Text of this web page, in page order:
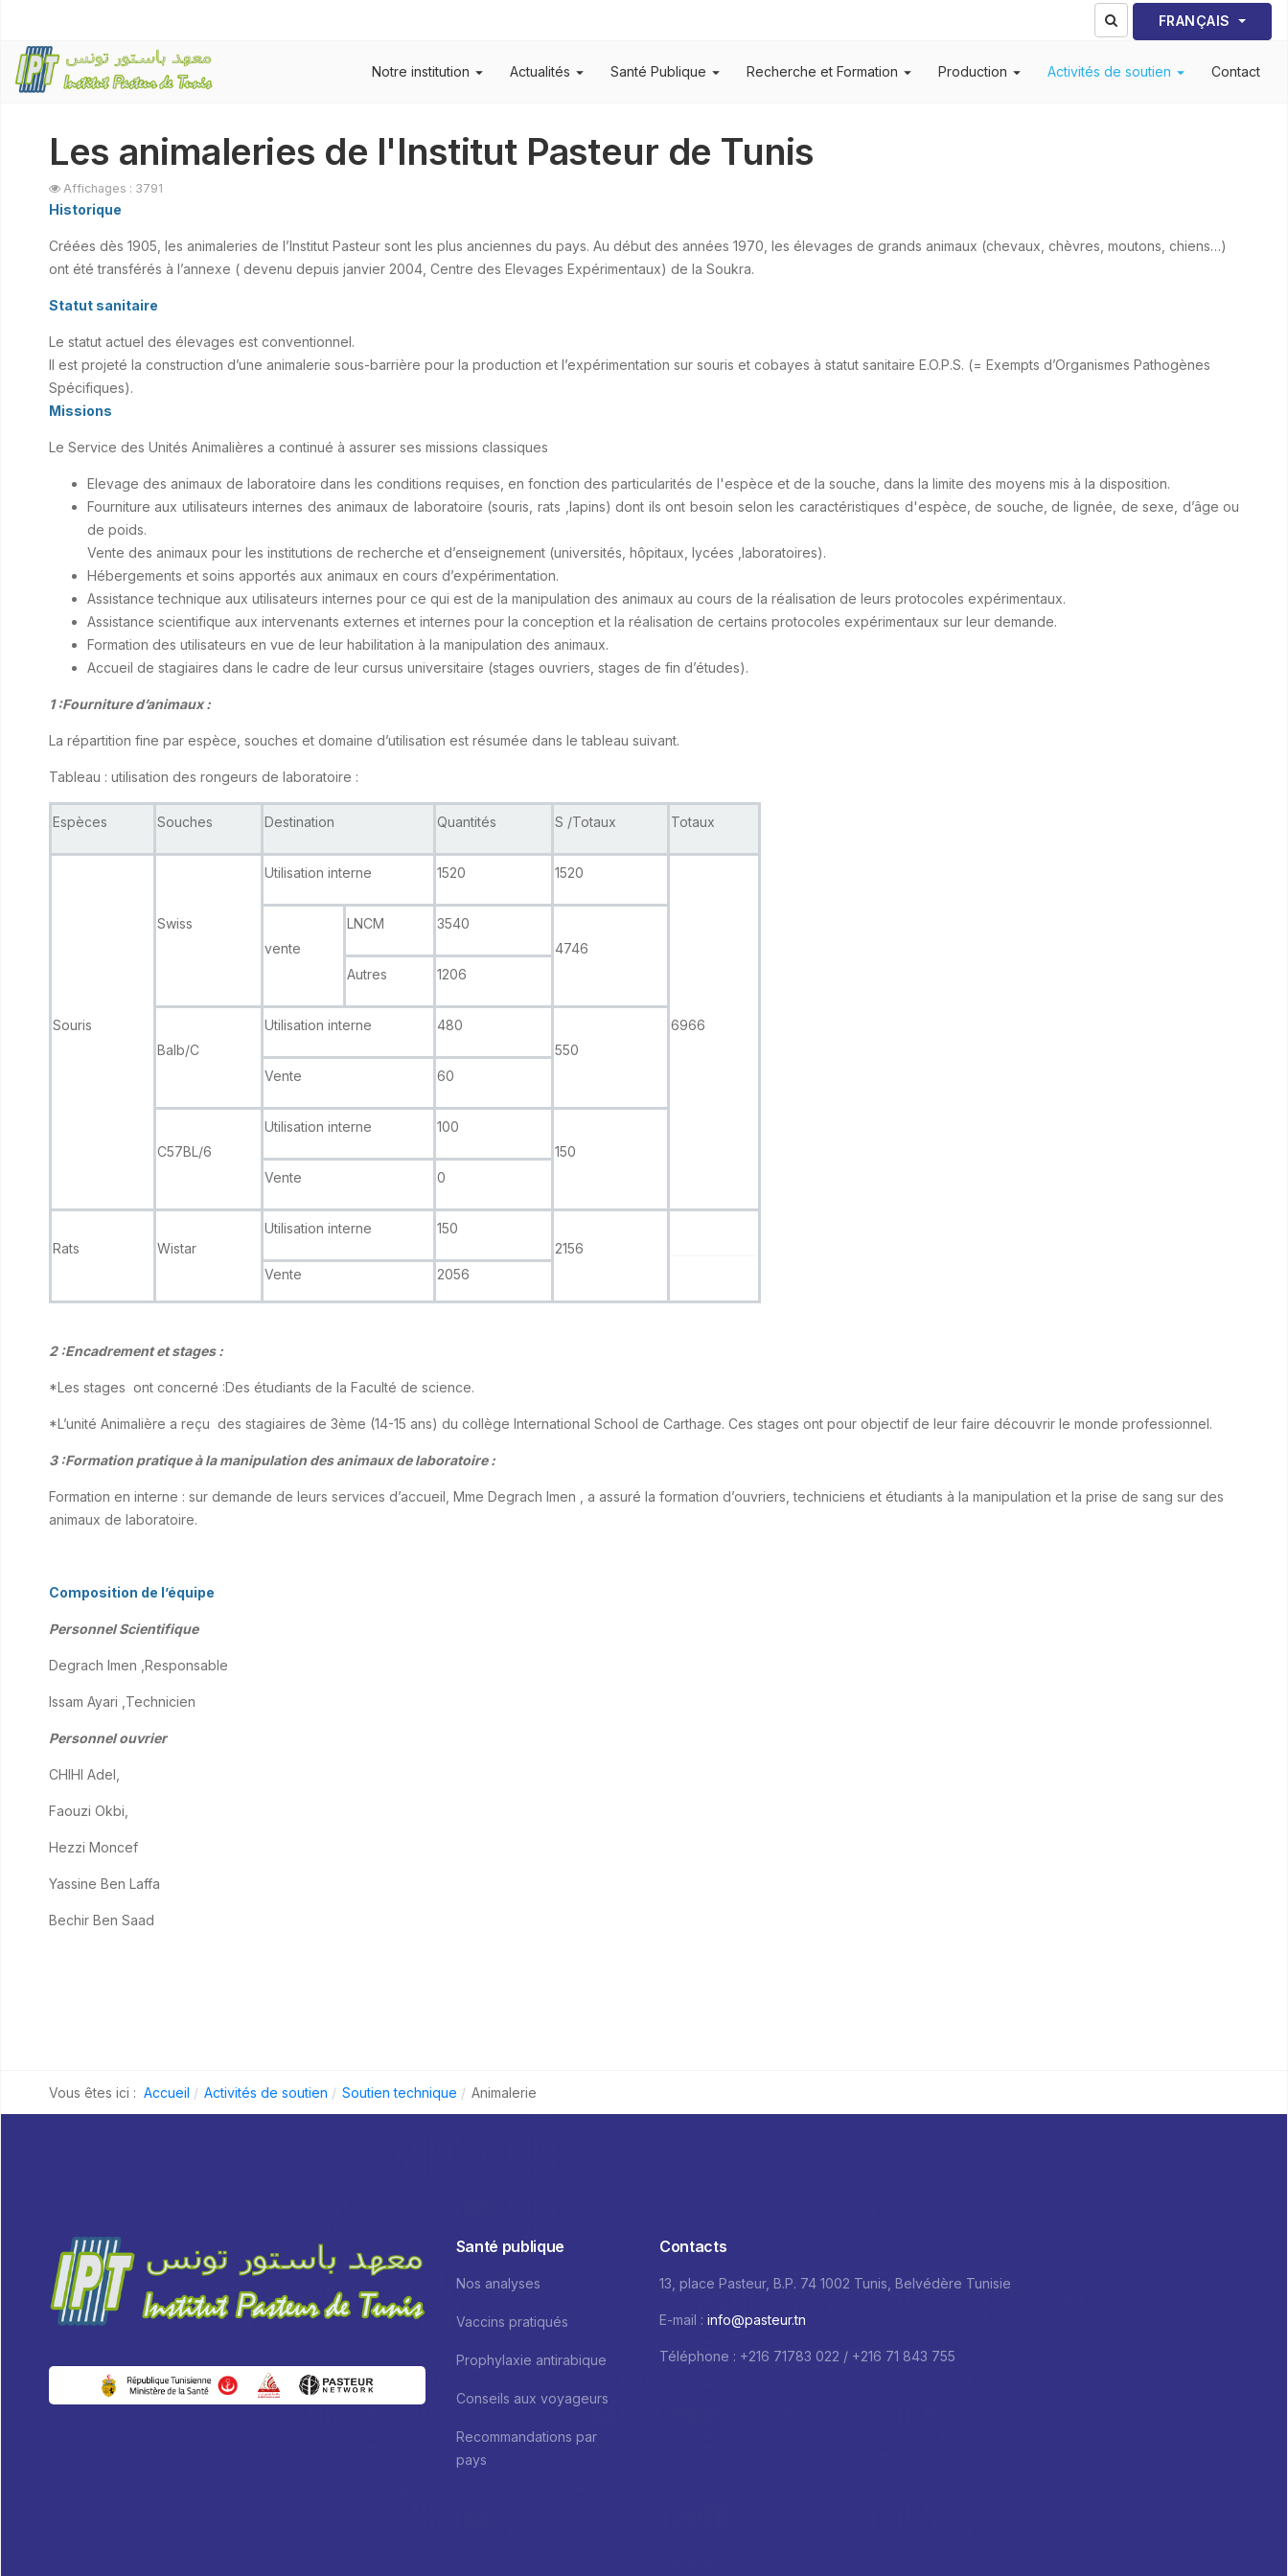
Sélectionnez votre
FRANÇAIS
Notre institution Actualités Santé Publique Recherche et Formation Production Activités de soutien Contact
Les animaleries de l'Institut Pasteur de Tunis
Affichages : 3791
Historique
Créées dès 1905, les animaleries de l’Institut Pasteur sont les plus anciennes du pays. Au début des années 1970, les élevages de grands animaux (chevaux, chèvres, moutons, chiens…)
ont été transférés à l’annexe ( devenu depuis janvier 2004, Centre des Elevages Expérimentaux) de la Soukra.
Statut sanitaire
Le statut actuel des élevages est conventionnel.
Il est projeté la construction d’une animalerie sous-barrière pour la production et l’expérimentation sur souris et cobayes à statut sanitaire E.O.P.S. (= Exempts d’Organismes Pathogènes
Spécifiques).
Missions
Le Service des Unités Animalières a continué à assurer ses missions classiques
Elevage des animaux de laboratoire dans les conditions requises, en fonction des particularités de l'espèce et de la souche, dans la limite des moyens mis à la disposition.
Fourniture aux utilisateurs internes des animaux de laboratoire (souris, rats ,lapins) dont ils ont besoin selon les caractéristiques d'espèce, de souche, de lignée, de sexe, d’âge ou
de poids.
Vente des animaux pour les institutions de recherche et d’enseignement (universités, hôpitaux, lycées ,laboratoires).
Hébergements et soins apportés aux animaux en cours d’expérimentation.
Assistance technique aux utilisateurs internes pour ce qui est de la manipulation des animaux au cours de la réalisation de leurs protocoles expérimentaux.
Assistance scientifique aux intervenants externes et internes pour la conception et la réalisation de certains protocoles expérimentaux sur leur demande.
Formation des utilisateurs en vue de leur habilitation à la manipulation des animaux.
Accueil de stagiaires dans le cadre de leur cursus universitaire (stages ouvriers, stages de fin d’études).
1 :Fourniture d’animaux :
La répartition fine par espèce, souches et domaine d’utilisation est résumée dans le tableau suivant.
Tableau : utilisation des rongeurs de laboratoire :
Espèces Souches Destination Quantités S /Totaux Totaux
Souris
Swiss
Utilisation interne 1520 1520
6966
vente
LNCM
3540
4746
Autres
1206
Balb/C
Utilisation interne
480
550
Vente
60
C57BL/6
Utilisation interne
100
150
Vente
0
Rats Wistar
Utilisation interne
150
2156
Vente
2056
2 :Encadrement et stages :
*Les stages ont concerné :Des étudiants de la Faculté de science.
*L’unité Animalière a reçu des stagiaires de 3ème (14-15 ans) du collège International School de Carthage. Ces stages ont pour objectif de leur faire découvrir le monde professionnel.
3 :Formation pratique à la manipulation des animaux de laboratoire :
Formation en interne : sur demande de leurs services d’accueil, Mme Degrach Imen , a assuré la formation d’ouvriers, techniciens et étudiants à la manipulation et la prise de sang sur des
animaux de laboratoire.
Composition de l’équipe
Personnel Scientifique
Degrach Imen ,Responsable
Issam Ayari ,Technicien
Personnel ouvrier
CHIHI Adel,
Faouzi Okbi,
Hezzi Moncef
Yassine Ben Laffa
Bechir Ben Saad
Vous êtes ici : Accueil Activités de soutien Soutien technique Animalerie
Santé publique
Nos analyses
Vaccins pratiqués
Prophylaxie antirabique
Conseils aux voyageurs
Recommandations par
pays
Contacts
13, place Pasteur, B.P. 74 1002 Tunis, Belvédère Tunisie
E-mail : info@pasteur.tn
Téléphone : +216 71783 022 / +216 71 843 755